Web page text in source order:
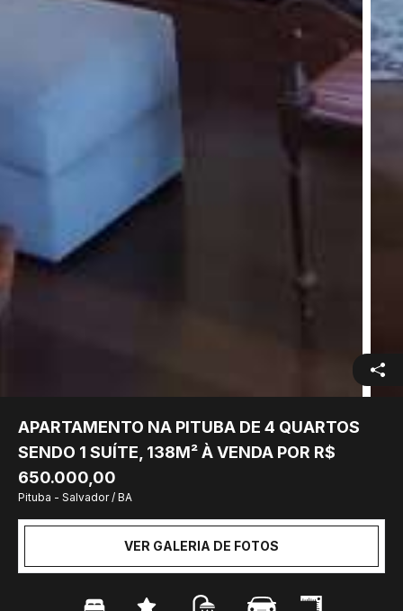
APARTAMENTO NA PITUBA DE 4 QUARTOS
SENDO 1 SUÍTE, 138M² À VENDA POR R$
650.000,00
Pituba - Salvador / BA
VER GALERIA DE FOTOS